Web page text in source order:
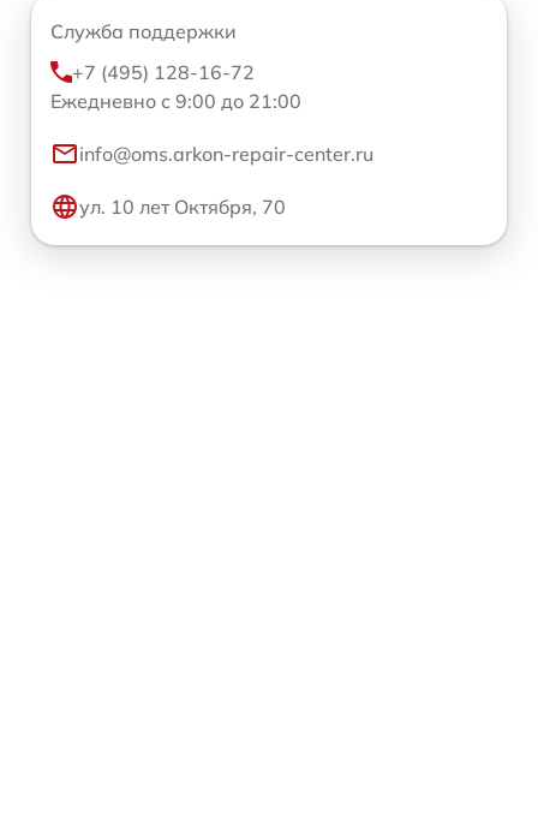
Служба поддержки
+7 (495) 128-16-72
Ежедневно с 9:00 до 21:00
info@oms.arkon-repair-center.ru
ул. 10 лет Октября, 70